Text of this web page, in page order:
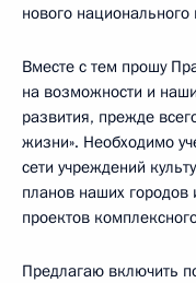
нового национального
Вместе с тем прошу
на возможности и
развития, прежде
жизни». Необходимо
сети учреждений
планов наших городов
проектов
Предлагаю включить